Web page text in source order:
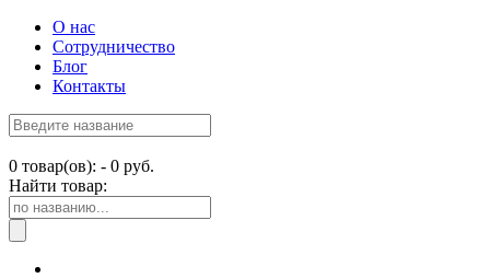
О нас
Сотрудничество
Блог
Контакты
0 товар(ов): - 0 руб.
Найти товар: